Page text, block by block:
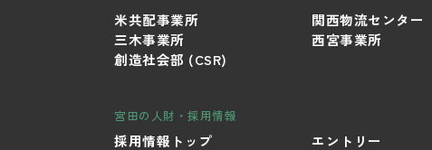
米共配事業所
関西物流センター
三木事業所
西宮事業所
創造社会部 (CSR)
宮田の人財・採用情報
採用情報トップ エントリー